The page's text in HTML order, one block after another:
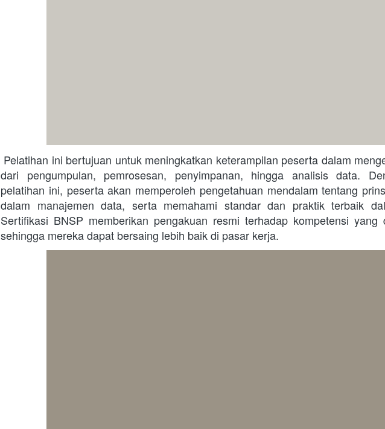
dari pengumpulan, pemrosesan, penyimpanan, hingga analisis data.
pelatihan ini, peserta akan memperoleh pengetahuan mendalam tentang
dalam manajemen data, serta memahami standar dan praktik terbaik
Sertifikasi BNSP memberikan pengakuan resmi terhadap kompetensi yang
sehingga mereka dapat bersaing lebih baik di pasar kerja.